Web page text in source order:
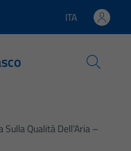
Lingua attiva:
ITA
Qualità Dell’Aria –